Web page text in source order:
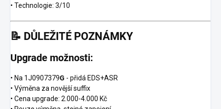
• Technologie: 3/10
📝 DŮLEŽITÉ POZNÁMKY
Upgrade možnosti:
• Na 1J0907379G - přidá EDS+ASR
• Výměna za novější suffix
• Cena upgrade: 2.000-4.000 Kč